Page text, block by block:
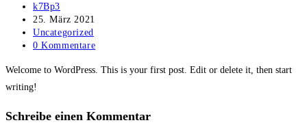
Beitrags-
Autor:
k7Bp3
Beitrag
veröffentlicht:
25. März 2021
Beitrags-
Kategorie:
Uncategorized
Beitrags-
0 Kommentare
Welcome to WordPress. This is your first post. Edit or delete it, then start
writing!
Schreibe einen Kommentar